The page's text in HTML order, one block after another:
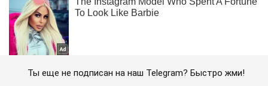
Ты еще не подписан на наш Telegram? Быстро жми!